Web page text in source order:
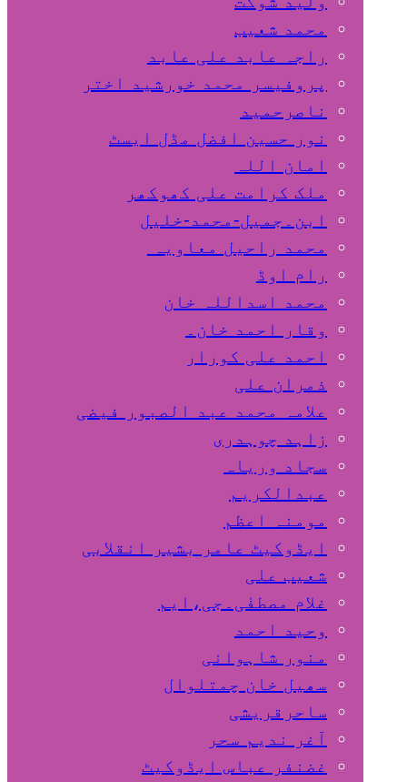
محمد شعیب
راجہ عابد علی عابد
پروفیسر محمد خورشید اختر
ناصرحمید
نور حسین افضل مڈل ایسٹ
امان اللہ
ملک کرامت علی کھوکھر
ابن۔جمیل-محمد-خلیل
محمد راحیل معاویہ
رام اوڈ
محمد اسداللہ خان
وقار احمد خان۔
احمد علی کورار
ذمران علی
علامہ محمد عبد الصبور فیضی
زاہد چوہدری
سجاد وریاہ
عبدالکریم
مومنہ اعظم
ایڈوکیٹ عامر بشیر انقلابی
شعیب علی
غلام مصطفٰی۔جی،ایم
وحید احمد
منور شاہوانی
سھیل خان چمتلوال
ساحرقریشی
آغر ندیم سحر
غضنفر عباس ایڈوکیٹ